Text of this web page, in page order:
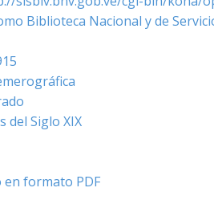
Biblioteca Nacional y de
del Siglo XIX
en formato PDF